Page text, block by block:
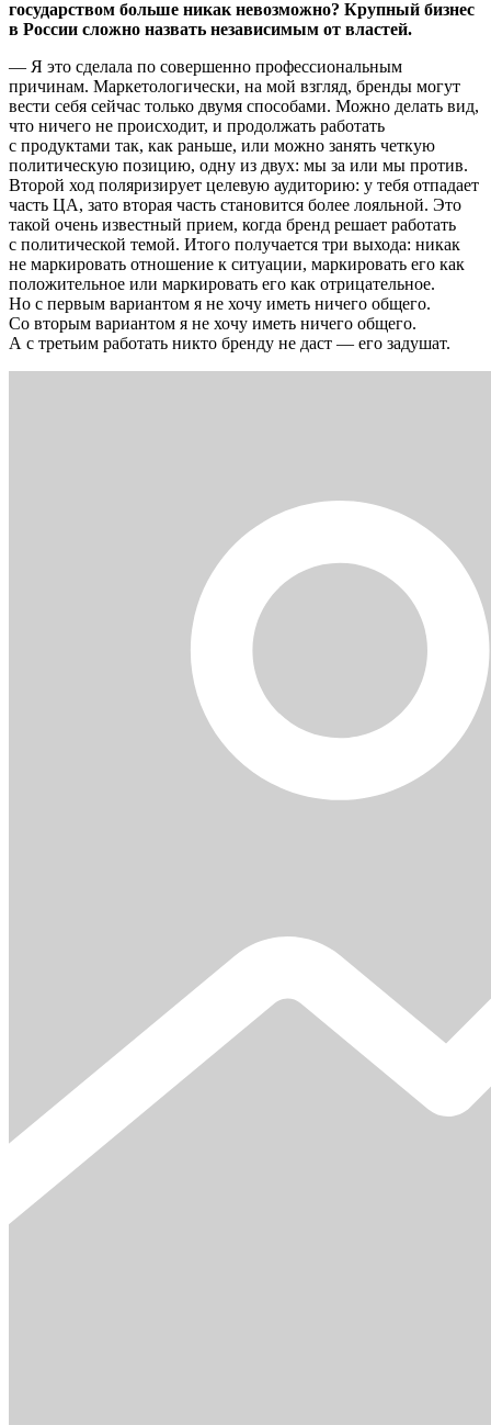
государством больше никак невозможно? Крупный бизнес
в России сложно назвать независимым от властей.
— Я это сделала по совершенно профессиональным
причинам. Маркетологически, на мой взгляд, бренды могут
вести себя сейчас только двумя способами. Можно делать вид,
что ничего не происходит, и продолжать работать
с продуктами так, как раньше, или можно занять четкую
политическую позицию, одну из двух: мы за или мы против.
Второй ход поляризирует целевую аудиторию: у тебя отпадает
часть ЦА, зато вторая часть становится более лояльной. Это
такой очень известный прием, когда бренд решает работать
с политической темой. Итого получается три выхода: никак
не маркировать отношение к ситуации, маркировать его как
положительное или маркировать его как отрицательное.
Но с первым вариантом я не хочу иметь ничего общего.
Со вторым вариантом я не хочу иметь ничего общего.
А с третьим работать никто бренду не даст — его задушат.